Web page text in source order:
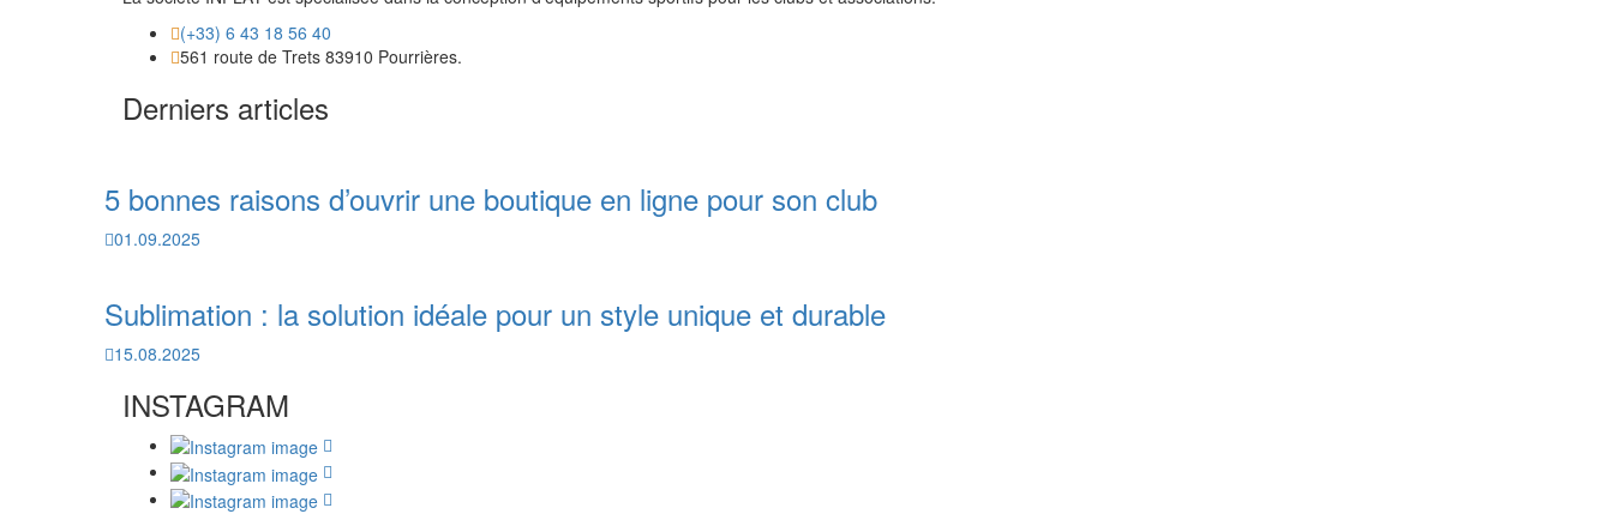
(+33) 6 43 18 56 40
561 route de Trets 83910 Pourrières.
Derniers articles
5 bonnes raisons d’ouvrir une boutique en ligne pour son club
01.09.2025
Sublimation : la solution idéale pour un style unique et durable
15.08.2025
INSTAGRAM